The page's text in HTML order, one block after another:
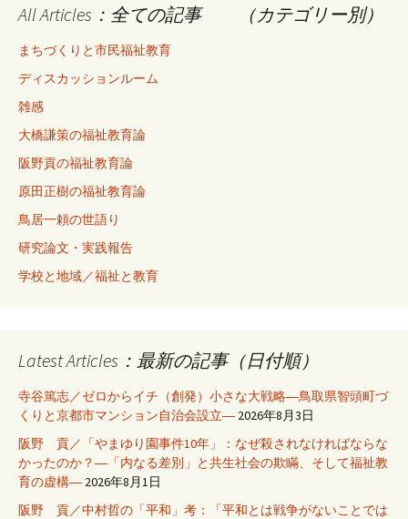
All Articles：全ての記事 （カテゴリー別）
まちづくりと市民福祉教育
ディスカッションルーム
雑感
大橋謙策の福祉教育論
阪野貢の福祉教育論
原田正樹の福祉教育論
鳥居一頼の世語り
研究論文・実践報告
学校と地域／福祉と教育
Latest Articles：最新の記事（日付順）
寺谷篤志／ゼロからイチ（創発）小さな大戦略―鳥取県智頭町づ
くりと京都市マンション自治会設立― 2026年8月3日
阪野 貢／「やまゆり園事件10年」：なぜ殺されなければならな
かったのか？―「内なる差別」と共生社会の欺瞞、そして福祉教
育の虚構― 2026年8月1日
阪野 貢／中村哲の「平和」考：「平和とは戦争がないことでは